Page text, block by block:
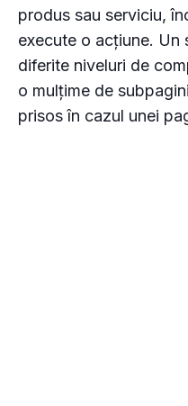
produs sau serviciu,
execute o acțiune. Un
diferite niveluri de
o mulțime de
prisos în cazul unei